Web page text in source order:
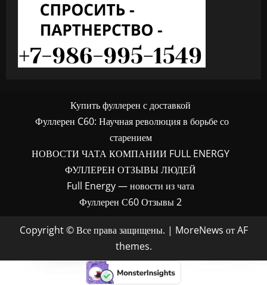
Купить фуллерен с доставкой
Фуллерен C60: Научная революция в борьбе со
старением
НОВОСТИ ЧАТА КОМПАНИИ FULL ENERGY
ФУЛЛЕРЕН ОТЗЫВЫ ЛЮДЕЙ
Full Energy — новости из чата
Фуллерен С60 Отзывы 2
Copyright © Все права защищены. | MoreNews от AF
themes.